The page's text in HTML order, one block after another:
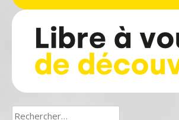
Rechercher :